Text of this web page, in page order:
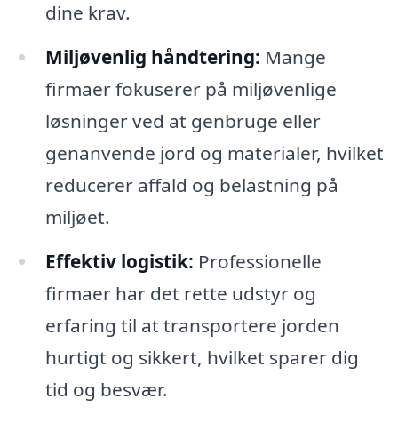
dine krav.
Miljøvenlig håndtering: Mange
firmaer fokuserer på miljøvenlige
løsninger ved at genbruge eller
genanvende jord og materialer, hvilket
reducerer affald og belastning på
miljøet.
Effektiv logistik: Professionelle
firmaer har det rette udstyr og
erfaring til at transportere jorden
hurtigt og sikkert, hvilket sparer dig
tid og besvær.